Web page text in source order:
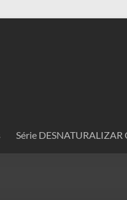
Série DESNATURALIZAR